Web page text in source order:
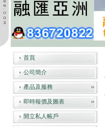
首頁
公司簡介
產品及服務
即時報價及圖表
開立私人帳戶